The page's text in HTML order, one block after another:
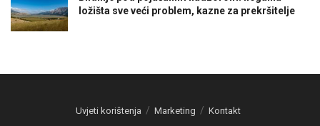
ložišta sve veći problem, kazne za prekršitelje
Uvjeti korištenja Marketing Kontakt